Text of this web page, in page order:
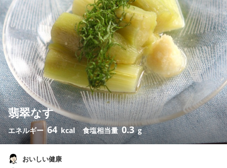
翡翠なす
エネルギー 64 kcal 食塩相当量0.3 g
おいしい健康